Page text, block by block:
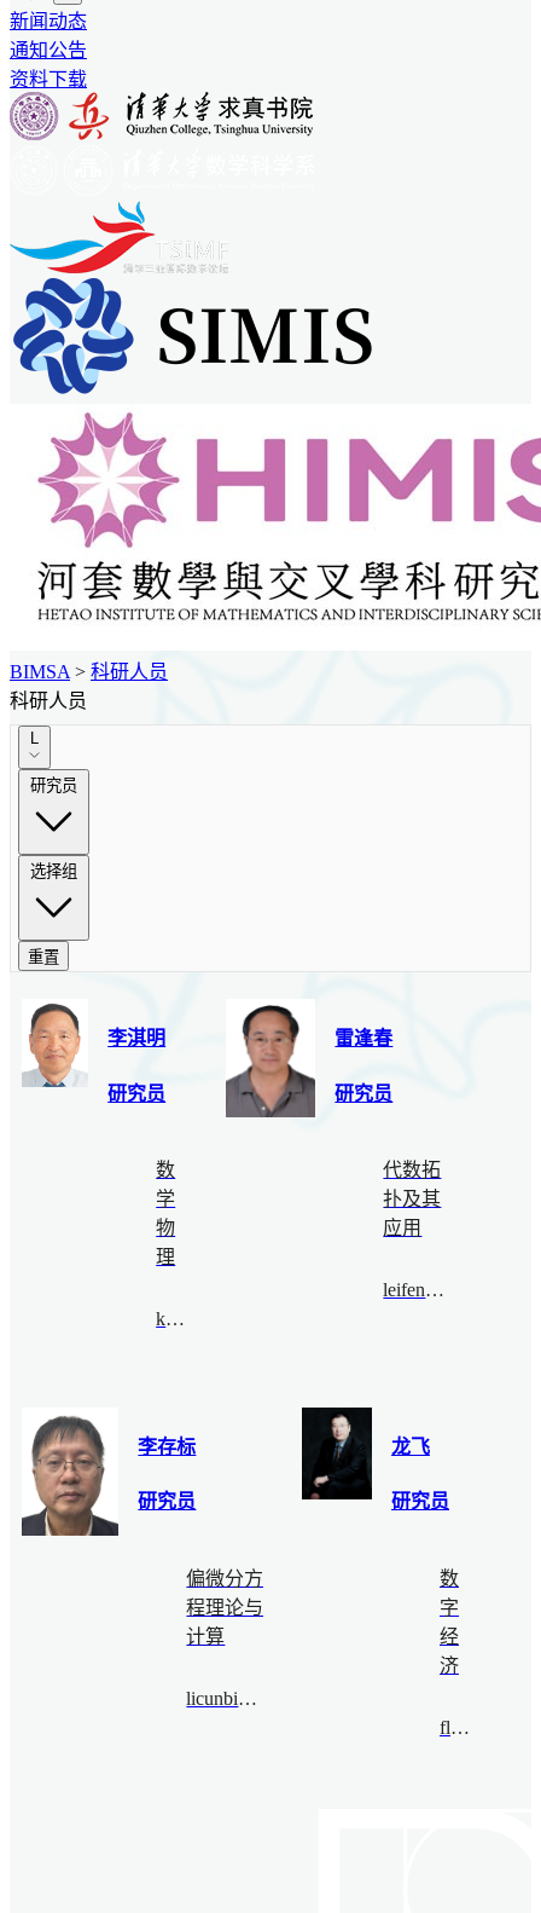
新闻动态
通知公告
资料下载
BIMSA > 科研人员
科研人员
L
研究员
选择组
重置
李淇明
研究员
数
学
物
理
klee@bimsa.cn
雷逢春
研究员
代数拓
扑及其
应用
leifengchun@bimsa.cn
李存标
研究员
偏微分方
程理论与
计算
licunbiao@bimsa.cn
龙飞
研究员
数
字
经
济
flong@bimsa.cn